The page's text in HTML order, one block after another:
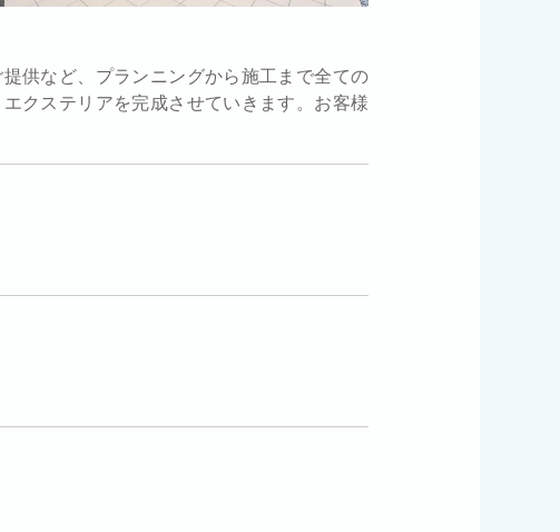
供など、プランニングから施工まで全ての
クステリアを完成させていきます。お客様